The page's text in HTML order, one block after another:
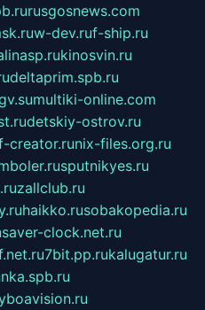
rusgosnews.com
w-dev.ruf-ship.ru
kinosvin.ru
deltaprim.spb.ru
multiki-online.com
detskiy-ostrov.ru
creator.runix-files.org.ru
sputnikyes.ru
zallclub.ru
haikko.rusobakopedia.ru
clock.net.ru
7bit.pp.rukalugatur.ru